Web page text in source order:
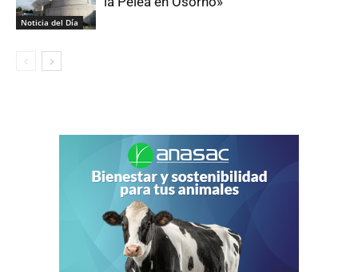
Noticia del Día